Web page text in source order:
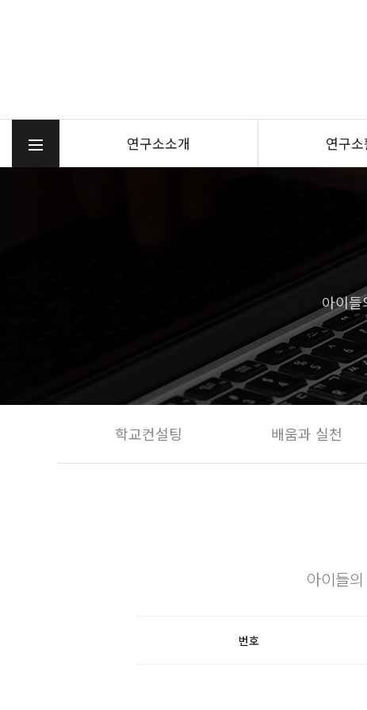
연구소소개 연구소
아이
학교컨설팅 배움과 실천
아이들
번호